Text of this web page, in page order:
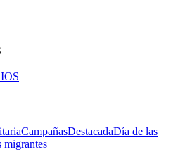
CampañasDestacadaDía de las
migrantes